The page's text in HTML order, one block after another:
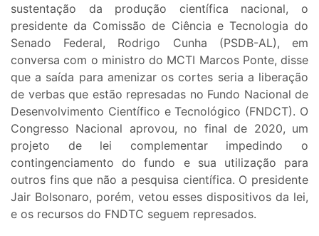
sustentação da produção científica nacional, o
presidente da Comissão de Ciência e Tecnologia do
Senado Federal, Rodrigo Cunha (PSDB-AL), em
conversa com o ministro do MCTI Marcos Ponte, disse
que a saída para amenizar os cortes seria a liberação
de verbas que estão represadas no Fundo Nacional de
Desenvolvimento Científico e Tecnológico (FNDCT). O
Congresso Nacional aprovou, no final de 2020, um
projeto de lei complementar impedindo o
contingenciamento do fundo e sua utilização para
outros fins que não a pesquisa científica. O presidente
Jair Bolsonaro, porém, vetou esses dispositivos da lei,
e os recursos do FNDTC seguem represados.